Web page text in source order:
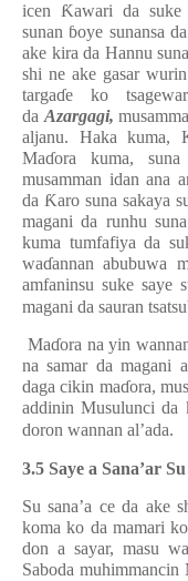
icen Ƙawari da
sunan ɓoye sunansa da
ake kira da Hannu
shi ne ake gasar
targaɗe ko
da Azargagi,
aljanu.
Haka kuma,
Maɗora kuma,
musamman idan ana
da Ƙaro suna sakaya
magani da runhu
kuma tumfafiya da
waɗannan abubuwa
amfaninsu suke saye
magani da sauran
Maɗora na yin
na samar da magani
daga cikin maɗora,
addinin Musulunci da
doron wannan al’ada.
3.5 Saye a Sana’ar Su
Su sana’a ce da ake
koma ko da mamari
don a sayar, masu
Saboda muhimmancin